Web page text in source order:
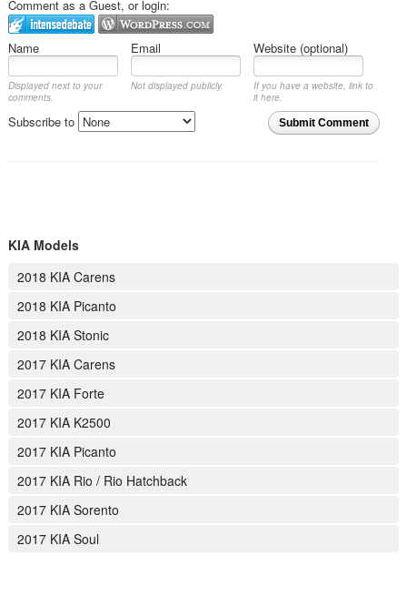
Comment as a Guest, or login:
Name Email Website (optional)
Displayed next to your
comments.
Not displayed publicly.
If you have a website, link to
it here.
Submit Comment
Subscribe to
KIA Models
2018 KIA Carens
2018 KIA Picanto
2018 KIA Stonic
2017 KIA Carens
2017 KIA Forte
2017 KIA K2500
2017 KIA Picanto
2017 KIA Rio / Rio Hatchback
2017 KIA Sorento
2017 KIA Soul